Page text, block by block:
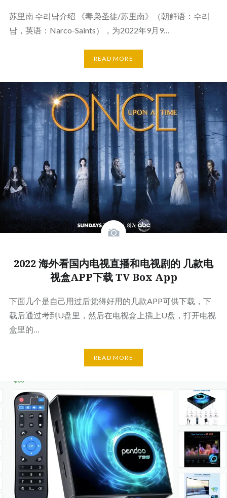
苏里南 수리남介绍 《毒枭圣徒/苏里南》（朝鲜语：수리
남，英语：Narco-Saints），为2022年9月9…
READ MORE
2022 海外看国内电视直播和电视剧的 几款电
视盒APP下载 TV Box App
下面几个是自己用过后觉得好用的几款APP可供下载，下
载后通过考到U盘里，然后在电视盒上插上U盘，打开电视
盒里的…
READ MORE